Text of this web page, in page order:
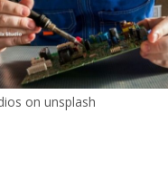
on unsplash